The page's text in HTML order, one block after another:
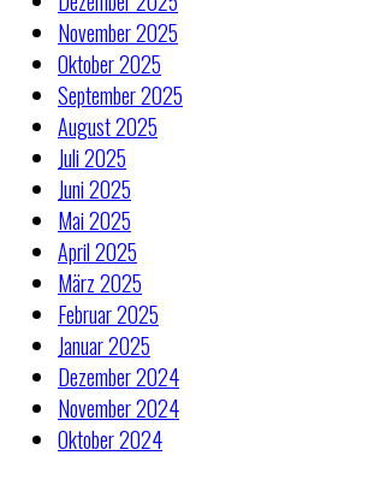
November 2025
Oktober 2025
September 2025
August 2025
Juli 2025
Juni 2025
Mai 2025
April 2025
März 2025
Februar 2025
Januar 2025
Dezember 2024
November 2024
Oktober 2024